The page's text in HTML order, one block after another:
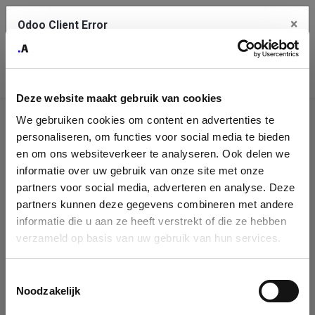
Deze website maakt gebruik van cookies
We gebruiken cookies om content en advertenties te
personaliseren, om functies voor social media te bieden
en om ons websiteverkeer te analyseren. Ook delen we
informatie over uw gebruik van onze site met onze
partners voor social media, adverteren en analyse. Deze
partners kunnen deze gegevens combineren met andere
informatie die u aan ze heeft verstrekt of die ze hebben
verzameld op basis van uw gebruik van hun services.
Noodzakelijk
Company
Identification
Please fill in your company details
You can search a company in our database by name, VAT or
enterprise ID. When a company is selected it will auto-complete the
form. If you don't find your company in our database, you can create
Odoo Client Error ×
service.
See details
Ok